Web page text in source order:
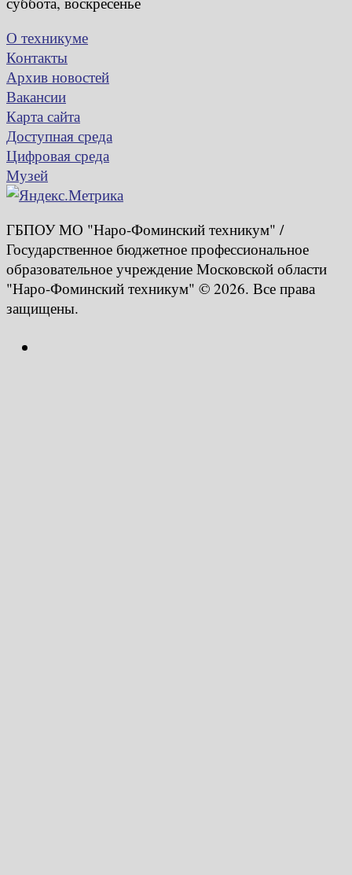
О техникуме
Контакты
Архив новостей
Вакансии
Карта сайта
Доступная среда
Цифровая среда
Музей
ГБПОУ МО "Наро-Фоминский техникум" /
Государственное бюджетное профессиональное
образовательное учреждение Московской области
"Наро-Фоминский техникум" © 2026. Все права
защищены.